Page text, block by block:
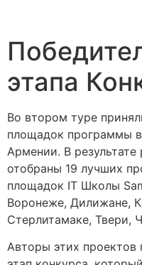
этапа
Во втором туре
площадок программы
Армении. В
отобраны 19 лучших
площадок IT Школы
Воронеже, Дилижане,
Стерлитамаке, Твери,
Авторы этих проектов